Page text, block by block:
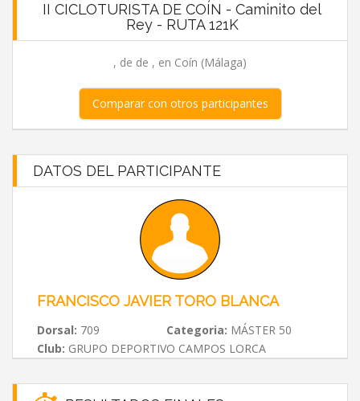
II CICLOTURISTA DE COÍN - Caminito del
Rey - RUTA 121K
, de de , en Coín (Málaga)
Comparar con otros participantes
DATOS DEL PARTICIPANTE
FRANCISCO JAVIER TORO BLANCA
Dorsal: 709 Categoria: MÁSTER 50
Club: GRUPO DEPORTIVO CAMPOS LORCA